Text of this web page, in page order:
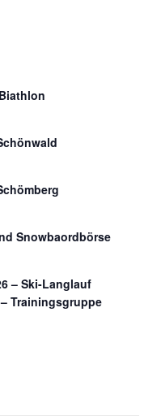
Snowbaordbörse
– Ski-Langlauf
Trainingsgruppe